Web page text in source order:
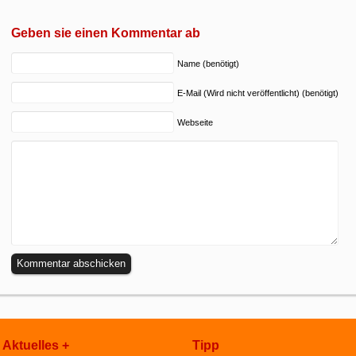
Geben sie einen Kommentar ab
Name (benötigt)
E-Mail (Wird nicht veröffentlicht) (benötigt)
Webseite
Aktuelles + Tipp